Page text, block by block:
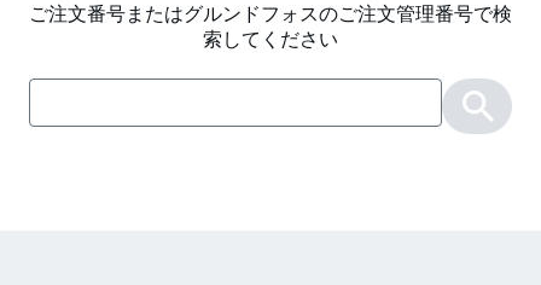
ご注文番号またはグルンドフォスのご注文管理番号で検
索してください